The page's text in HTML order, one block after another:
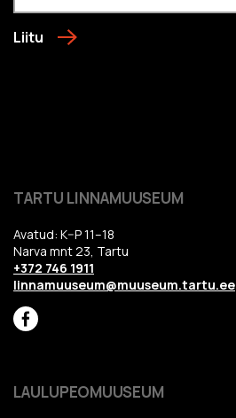
Liitu
TARTU LINNAMUUSEUM
Avatud: K–P 11–18
Narva mnt 23, Tartu
+372 746 1911
linnamuuseum@muuseum.tartu.ee
LAULUPEOMUUSEUM